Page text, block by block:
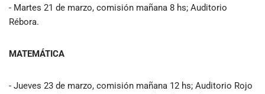
- Martes 21 de marzo, comisión mañana 8 hs; Auditorio
Rébora.
MATEMÁTICA
- Jueves 23 de marzo, comisión mañana 12 hs; Auditorio Rojo